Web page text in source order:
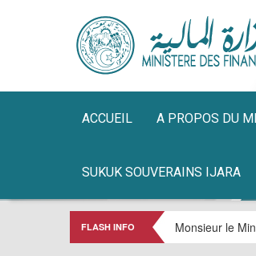
ACCUEIL A PROPOS DU
SUKUK SOUVERAINS IJARA
FLASH INFO Monsieur le